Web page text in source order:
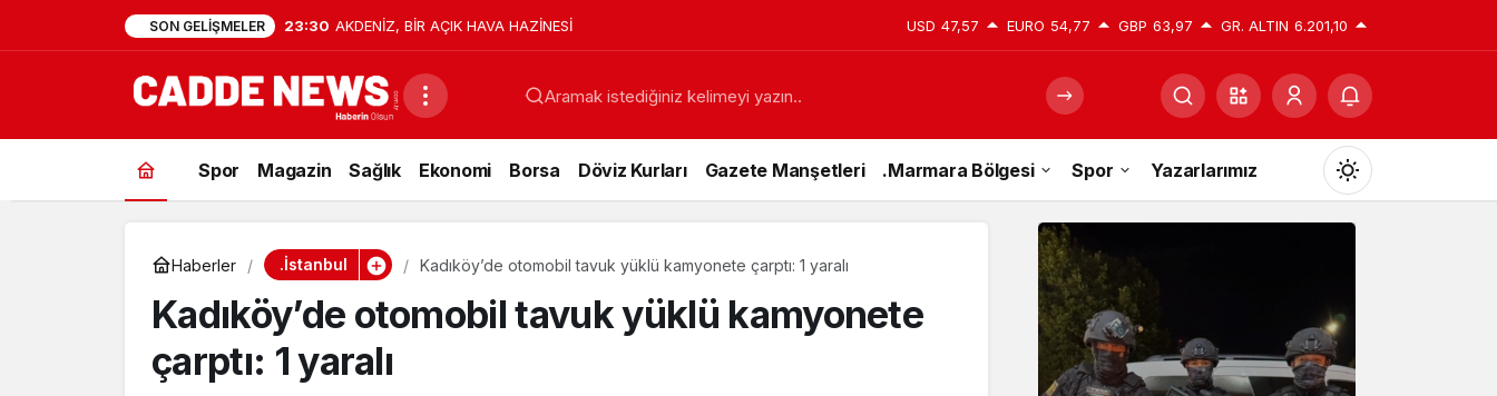
SON GELIŞMELER 23:30 AKDENİZ, BİR AÇIK HAVA HAZİNESİ USD 47,57 EURO 54,77 GBP 63,97 GR. ALTIN 6.201,10
Aramak istediğiniz kelimeyi yazın..
Spor Magazin Sağlık Ekonomi Borsa Döviz Kurları Gazete Manşetleri .Marmara Bölgesi Spor Yazarlarımız
Mod
değiştir
Gündüz Modu
Gündüz modunu seçin.
Haberler .İstanbul Kadıköy’de otomobil tavuk yüklü kamyonete çarptı: 1 yaralı
Kadıköy’de otomobil tavuk yüklü kamyonete
çarptı: 1 yaralı